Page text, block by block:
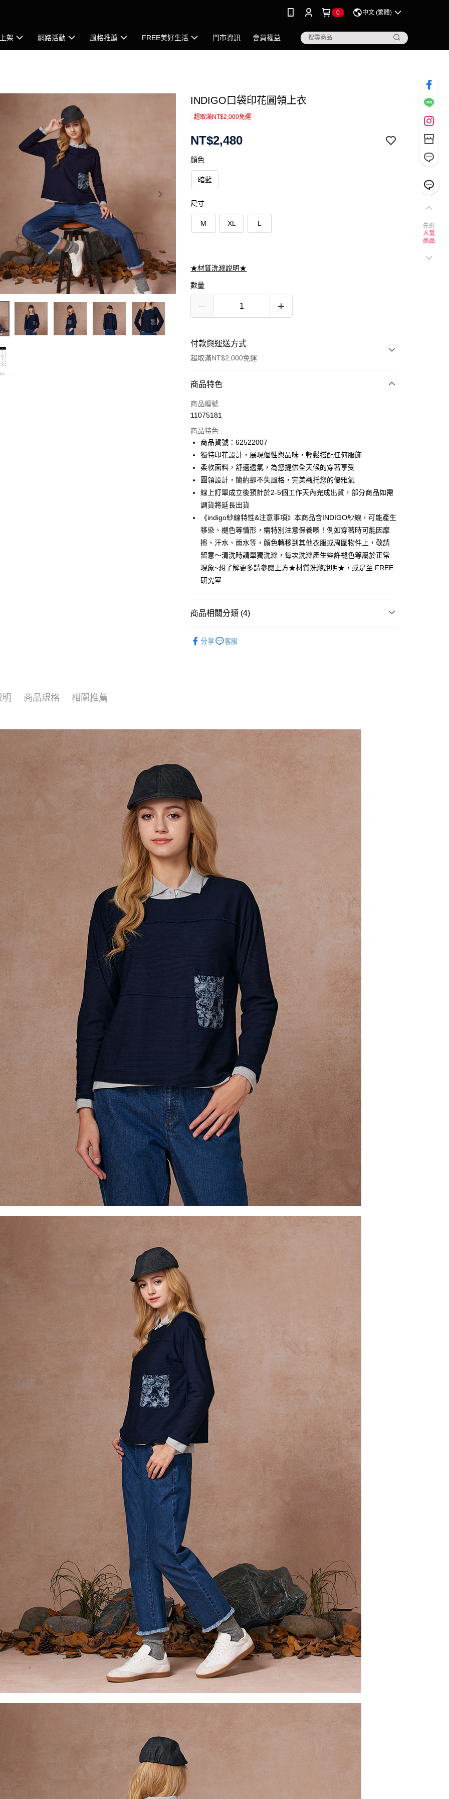
0 中文 (繁體)
架 網路活動 風格推薦 FREE美好生活 門市資訊 會員權益
INDIGO口袋印花圓領上衣
超取滿NT$2,000免運
NT$2,480
顏色
暗藍
尺寸
M XL L
★材質洗滌說明★
數量
付款與運送方式
超取滿NT$2,000免運
付款方式
信用卡一次付款
3 期 0 利率 每期
合作金庫商業銀行
第一商業銀行
華南商業銀行
彰化商業銀行
國泰世華商業銀行
兆豐國際商業銀行
臺灣中小企業銀行
台中商業銀行
匯豐（台灣）商業銀行
聯邦商業銀行
遠東國際商業銀行
元大商業銀行
永豐商業銀行
台新國際商業銀行
中國信託商業銀行
台灣樂天信用卡公司
6 期 0 利率 每期NT$413 21家銀行
合作金庫商業銀行
第一商業銀行
華南商業銀行
彰化商業銀行
上海商業儲蓄銀行
台北富邦商業銀行
臺灣中小企業銀行
匯豐（台灣）商業銀行
華泰商業銀行
聯邦商業銀行
遠東國際商業銀行
元大商業銀行
永豐商業銀行
玉山商業銀行
星展（台灣）商業銀行
台灣樂天信用卡公司
12 期 0 利率 每期NT$206
合作金庫商業銀行
第一商業銀行
華南商業銀行
彰化商業銀行
上海商業儲蓄銀行
國泰世華商業銀行
兆豐國際商業銀行
匯豐（台灣）商業銀行
華泰商業銀行
聯邦商業銀行
遠東國際商業銀行
元大商業銀行
永豐商業銀行
玉山商業銀行
星展（台灣）商業銀行
台新國際商業銀行
超商取貨付款
LINE Pay
Apple Pay
街口支付
悠遊付
Google Pay
AFTEE先享後付
【關於「AFTEE先享後付」】
AFTEE先享後付是「在收到商品之後才付款」的支付方式。 讓您購物簡單
３．收到繳費通知簡訊後14天內，點擊此簡訊中的連結，可透過四大超商
※ 請注意：結帳手續完成當下不需立刻繳費，但若您需要取消訂單，請聯
絡購買商品的店家。未經商家同意取消之訂單仍視為有效，需透過AFTEE
※ 交易是否成功請以「AFTEE先享後付 」之結帳頁面顯示為準，若有關於
是否繳費成功／繳費後需取消欲退款等相關疑問，請聯繫「AFTEE先享後
付客戶支援中心」
https://netprotections.freshdesk.com/support/home
【注意事項】
１．透過由恩沛科技股份有限公司提供之「AFTEE先享後付」服務完成之
交易，需依本服務之必要範圍內提供個人資料，並將交易相關給付款項請
求債權轉讓予恩沛科技股份有限公司。
２．關於個人資料處理事宜，請瀏覽以下網址：
https://aftee.tw/terms/#terms3
３．未成年的使用者請事先徵得法定代理人或監護人之同意方可使用
「AFTEE先享後付」，若未經同意申辦者引起之損失，本公司不負相關責
任。
４．使用「AFTEE先享後付」時，將依據個別帳號之用戶狀況，依本公司
即時審查核予不同之上限額度；若仍有額度不足之情形，本公司將視審查
結果請求用戶進行身份認證。
５．嚴禁一人註冊多個帳號或使用他人資訊註冊。若發現惡意使用之情
形，恩沛科技股份有限公司將有權停止該用戶之使用額度並採取法律行
ATM付款
每筆NT$100，滿NT$2,000(含以上)免運費
7-11超商取貨付款
每筆NT$100，滿NT$2,000(含以上)免運費
付款後7-11超商取貨
每筆NT$100，滿NT$2,000(含以上)免運費
新竹物流宅配
每筆NT$100，滿NT$2,000(含以上)免運費
付款後門市自取
免運費
每筆NT$100，滿NT$2,000(含以上)免運費
商品特色
商品編號
11075181
商品特色
商品貨號：62522007
獨特印花設計，展現個性與品味，輕鬆搭配任何服飾
柔軟面料，舒適透氣，為您提供全天候的穿著享受
圓領設計，簡約卻不失風格，完美襯托您的優雅氣
線上訂單成立後預計於2-5個工作天內完成出貨，部分商品如需
調貨將延長出貨
《indigo紗線特性&注意事項》本商品含INDIGO紗線，可能產生
移染、褪色等情形，需特別注意保養噢！例如穿著時可能因摩
擦、汗水、雨水等，顏色轉移到其他衣服或周圍物件上，敬請
留意～清洗時請單獨洗滌，每次洗滌產生些許褪色等屬於正常
現象~想了解更多請參閱上方★材質洗滌說明★，或是至 FREE
研究室
商品相關分類 (4)
分享 客服
明 商品規格 相關推薦
先逛
人氣
商品